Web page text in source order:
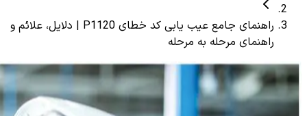
راهنمای جامع عیب یابی کد خطای P1120 | دلایل، علائم و
راهنمای مرحله به مرحله